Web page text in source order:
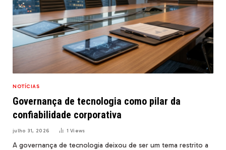
NOTÍCIAS
Governança de tecnologia como pilar da
confiabilidade corporativa
julho 31, 2026 1Views
A governança de tecnologia deixou de ser um tema restrito a